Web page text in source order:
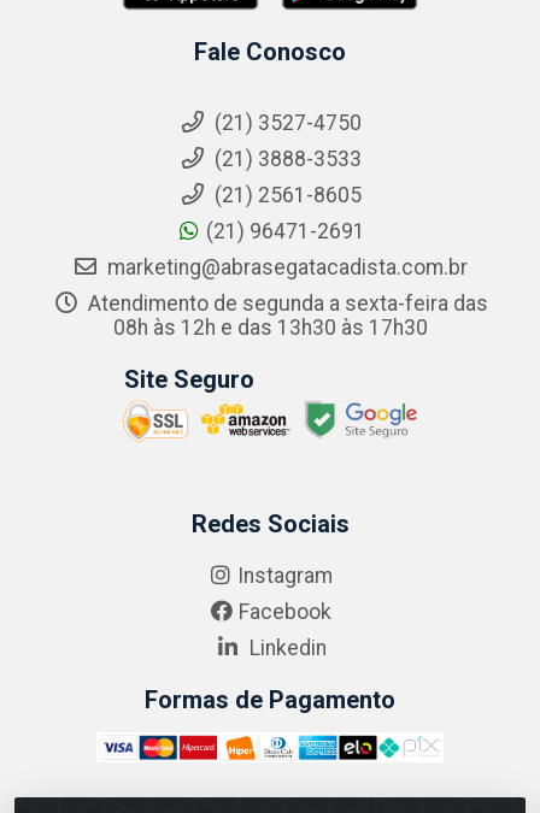
Fale Conosco
(21) 3527-4750
(21) 3888-3533
(21) 2561-8605
(21) 96471-2691
marketing@abrasegatacadista.com.br
Atendimento de segunda a sexta-feira das
08h às 12h e das 13h30 às 17h30
Site Seguro
Redes Sociais
Instagram
Facebook
Linkedin
Formas de Pagamento